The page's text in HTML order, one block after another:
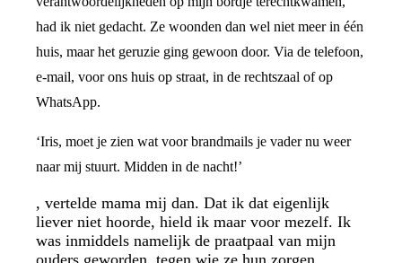
had ik niet gedacht. Ze woonden dan wel niet meer in één
huis, maar het geruzie ging gewoon door. Via de telefoon,
e-mail, voor ons huis op straat, in de rechtszaal of op
WhatsApp.
‘Iris, moet je zien wat voor brandmails je vader nu weer
naar mij stuurt. Midden in de nacht!’
, vertelde mama mij dan. Dat ik dat eigenlijk
liever niet hoorde, hield ik maar voor mezelf. Ik
was inmiddels namelijk de praatpaal van mijn
ouders geworden, tegen wie ze hun zorgen